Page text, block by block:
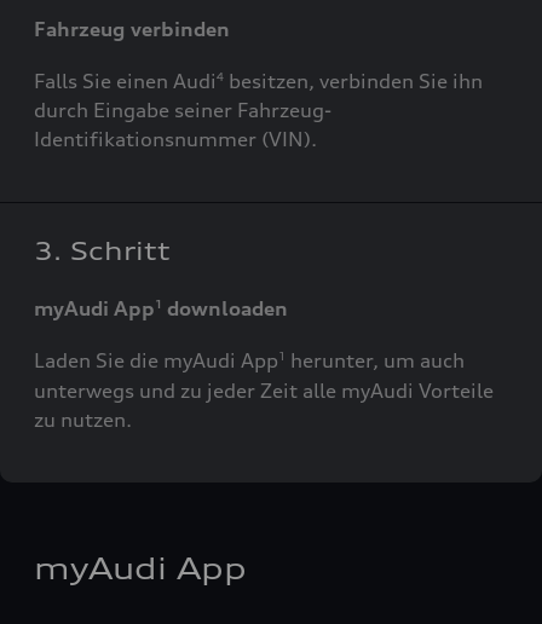
Fahrzeug verbinden
Falls Sie einen Audi4 besitzen, verbinden Sie ihn
durch Eingabe seiner Fahrzeug-
Identifikationsnummer (VIN).
3. Schritt
myAudi App1 downloaden
Laden Sie die myAudi App1
herunter, um auch
unterwegs und zu jeder Zeit alle myAudi Vorteile
zu nutzen.
myAudi App